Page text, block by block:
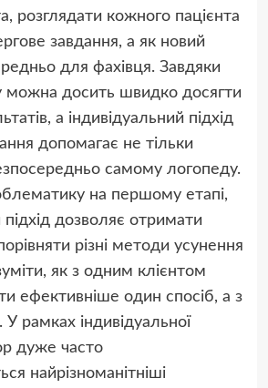
розглядати кожного пацієнта
завдання, а як новий
для фахівця. Завдяки
можна досить швидко досягти
а індивідуальний підхід
допомагає не тільки
самому логопеду.
на першому етапі,
підхід дозволяє отримати
різні методи усунення
як з одним клієнтом
ефективніше один спосіб, а з
рамках індивідуальної
дуже часто
найрізноманітніші